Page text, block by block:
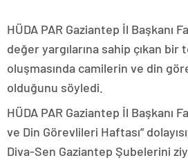
HÜDA PAR Gaziantep İl Başkanı
değer yargılarına sahip çıkan bir
oluşmasında camilerin ve din
olduğunu söyledi.
HÜDA PAR Gaziantep İl Başkanı
ve Din Görevlileri Haftası”
Diva-Sen Gaziantep Şubelerini